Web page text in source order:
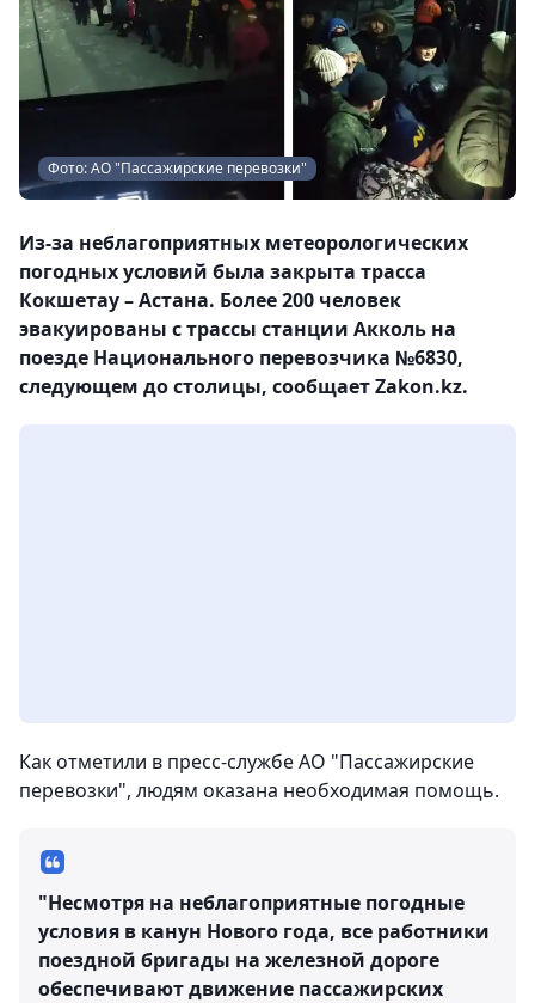
Фото: АО "Пассажирские перевозки"
Из-за неблагоприятных метеорологических
погодных условий была закрыта трасса
Кокшетау – Астана. Более 200 человек
эвакуированы с трассы станции Акколь на
поезде Национального перевозчика №6830,
следующем до столицы, сообщает Zakon.kz.
Как отметили в пресс-службе АО "Пассажирские
перевозки", людям оказана необходимая помощь.
"Несмотря на неблагоприятные погодные
условия в канун Нового года, все работники
поездной бригады на железной дороге
обеспечивают движение пассажирских